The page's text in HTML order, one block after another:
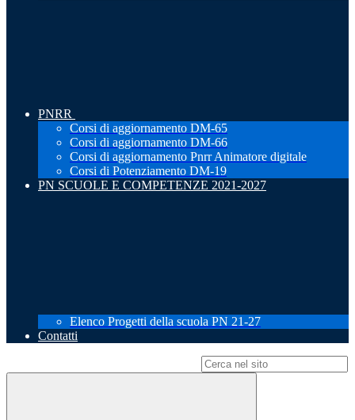
PNRR
Corsi di aggiornamento DM-65
Corsi di aggiornamento DM-66
Corsi di aggiornamento Pnrr Animatore digitale
Corsi di Potenziamento DM-19
PN SCUOLE E COMPETENZE 2021-2027
Elenco Progetti della scuola PN 21-27
Contatti